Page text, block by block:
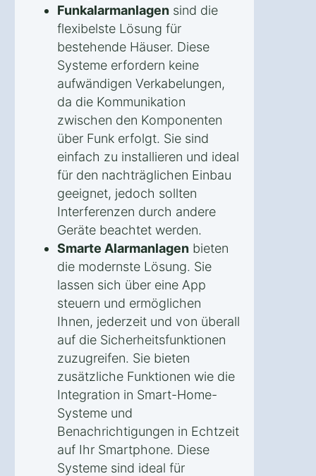
Funkalarmanlagen sind die
flexibelste Lösung für
bestehende Häuser. Diese
Systeme erfordern keine
aufwändigen Verkabelungen,
da die Kommunikation
zwischen den Komponenten
über Funk erfolgt. Sie sind
einfach zu installieren und ideal
für den nachträglichen Einbau
geeignet, jedoch sollten
Interferenzen durch andere
Geräte beachtet werden.
Smarte Alarmanlagen bieten
die modernste Lösung. Sie
lassen sich über eine App
steuern und ermöglichen
Ihnen, jederzeit und von überall
auf die Sicherheitsfunktionen
zuzugreifen. Sie bieten
zusätzliche Funktionen wie die
Integration in Smart-Home-
Systeme und
Benachrichtigungen in Echtzeit
auf Ihr Smartphone. Diese
Systeme sind ideal für